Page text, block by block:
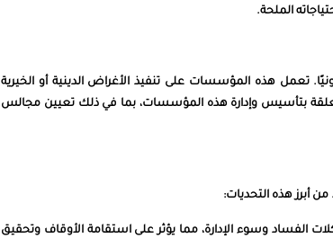
الملحة.
تعمل هذه المؤسسات على تنفيذ الأغراض الدينية أو الخيرية
بتأسيس وإدارة هذه المؤسسات، بما في ذلك تعيين مجالس
أبرز هذه التحديات:
الفساد وسوء الإدارة، مما يؤثر على استقامة الأوقاف وتحقيق